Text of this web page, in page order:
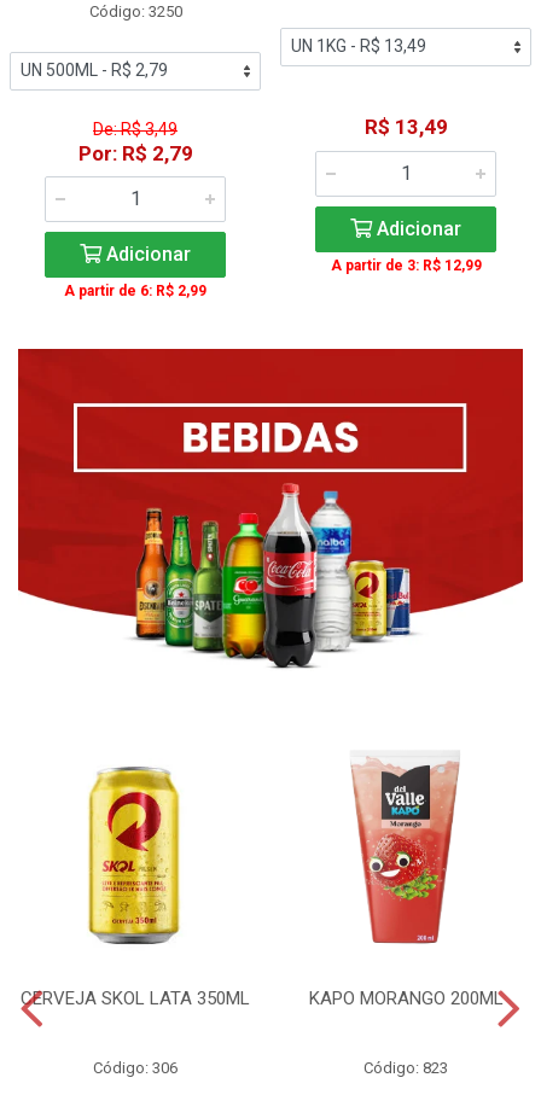
Código: 3250
De: R$ 3,49
Por: R$ 2,79
Adicionar
A partir de 6: R$ 2,99
R$ 13,49
Adicionar
A partir de 3: R$ 12,99
CERVEJA SKOL LATA 350ML
Código: 306
KAPO MORANGO 200ML
Código: 823